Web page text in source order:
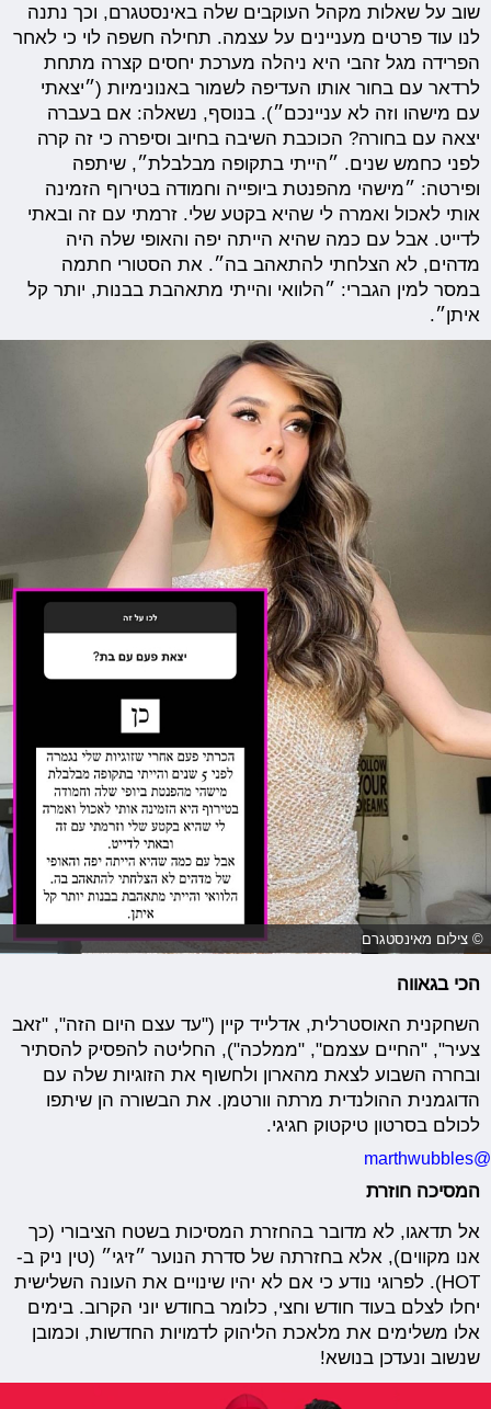
שוב על שאלות מקהל העוקבים שלה באינסטגרם, וכך נתנה
לנו עוד פרטים מעניינים על עצמה. תחילה חשפה לוי כי לאחר
הפרידה מגל זהבי היא ניהלה מערכת יחסים קצרה מתחת
לרדאר עם בחור אותו העדיפה לשמור באנונימיות (״יצאתי
עם מישהו וזה לא עניינכם״). בנוסף, נשאלה: אם בעברה
יצאה עם בחורה? הכוכבת השיבה בחיוב וסיפרה כי זה קרה
לפני כחמש שנים. ״הייתי בתקופה מבלבלת״, שיתפה
ופירטה: ״מישהי מהפנטת ביופייה וחמודה בטירוף הזמינה
אותי לאכול ואמרה לי שהיא בקטע שלי. זרמתי עם זה ובאתי
לדייט. אבל עם כמה שהיא הייתה יפה והאופי שלה היה
מדהים, לא הצלחתי להתאהב בה״. את הסטורי חתמה
במסר למין הגברי: ״הלוואי והייתי מתאהבת בבנות, יותר קל
איתן״.
© צילום מאינסטגרם
הכי בגאווה
השחקנית האוסטרלית, אדלייד קיין ("עד עצם היום הזה", "זאב
צעיר", "החיים עצמם", "ממלכה"), החליטה להפסיק להסתיר
ובחרה השבוע לצאת מהארון ולחשוף את הזוגיות שלה עם
הדוגמנית ההולנדית מרתה וורטמן. את הבשורה הן שיתפו
לכולם בסרטון טיקטוק חגיגי.
@marthwubbles
המסיכה חוזרת
אל תדאגו, לא מדובר בהחזרת המסיכות בשטח הציבורי (כך
אנו מקווים), אלא בחזרתה של סדרת הנוער ״זיגי״ (טין ניק ב-
HOT). לפרוגי נודע כי אם לא יהיו שינויים את העונה השלישית
יחלו לצלם בעוד חודש וחצי, כלומר בחודש יוני הקרוב. בימים
אלו משלימים את מלאכת הליהוק לדמויות החדשות, וכמובן
שנשוב ונעדכן בנושא!